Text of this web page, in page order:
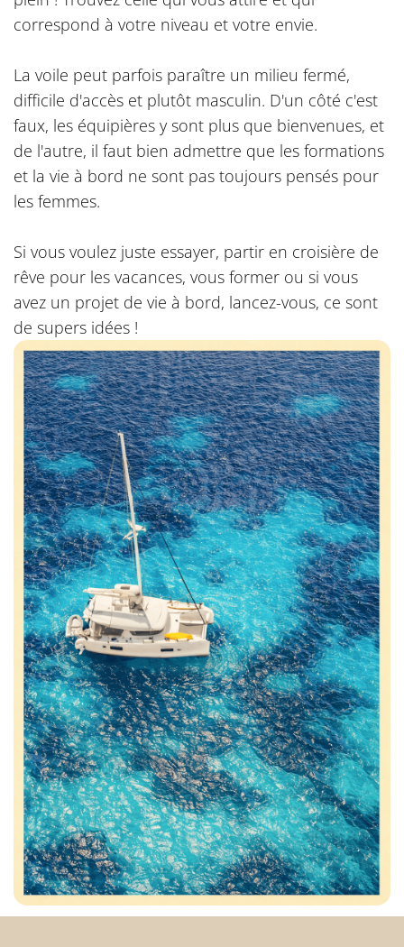
correspond à votre niveau et votre envie.
La voile peut parfois paraître un milieu fermé,
difficile d'accès et plutôt masculin. D'un côté c'est
faux, les équipières y sont plus que bienvenues, et
de l'autre, il faut bien admettre que les formations
et la vie à bord ne sont pas toujours pensés pour
les femmes.
Si vous voulez juste essayer, partir en croisière de
rêve pour les vacances, vous former ou si vous
avez un projet de vie à bord, lancez-vous, ce sont
de supers idées !